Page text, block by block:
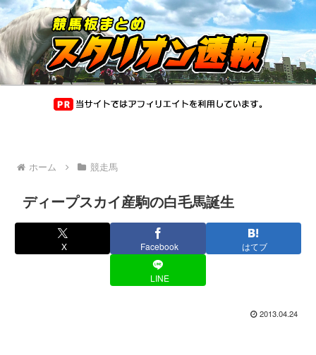
ホーム 競走馬
ディープスカイ産駒の白毛馬誕生
X Facebook はてブ
LINE
2013.04.24